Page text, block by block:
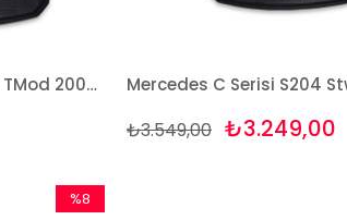
Mercedes C Seri S204 Stw TMod 2007-13 Bej Havuzlu Paspas + Bagaj Seti Bizymo
₺3.249,00
₺3.549,00
%8